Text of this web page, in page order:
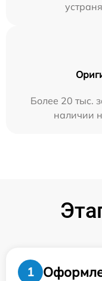
Более 20 тыс.
наличии
1